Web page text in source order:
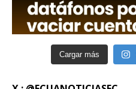
Cargar más